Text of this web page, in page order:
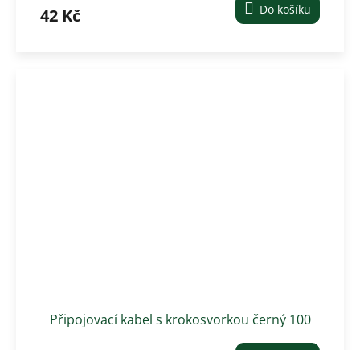
42 Kč Do košíku
Připojovací kabel s krokosvorkou černý 100